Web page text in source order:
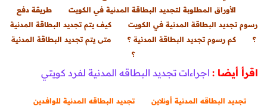
الأوراق المطلوبة لتجديد البطاقة المدنية في الكويت
طريقة دفع
رسوم تجديد البطاقة المدنية في الكويت
كيف يتم تجديد البطاقة المدنية
؟كم رسوم تجديد البطاقة المدنية ؟
متى يتم تجديد البطاقة المدنية
؟
اقرأ أيضا : اجراءات تجديد البطاقه المدنية لفرد كويتي
تجديد البطاقه المدنية أونلاين
تجديد البطاقه المدنية للوافدين